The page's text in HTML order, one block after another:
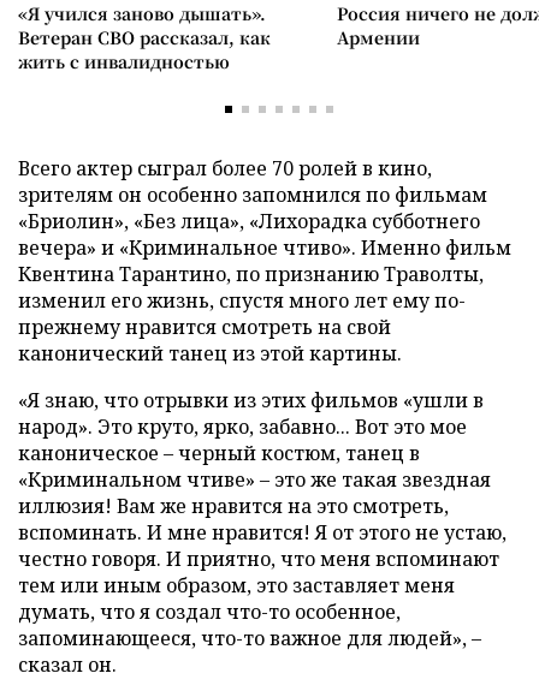
«Я учился заново дышать».
Ветеран СВО рассказал, как
жить с инвалидностью
Россия ничего не
Армении
Всего актер сыграл более 70 ролей в кино,
зрителям он особенно запомнился по фильмам
«Бриолин», «Без лица», «Лихорадка субботнего
вечера» и «Криминальное чтиво». Именно фильм
Квентина Тарантино, по признанию Траволты,
изменил его жизнь, спустя много лет ему по-
прежнему нравится смотреть на свой
канонический танец из этой картины.
«Я знаю, что отрывки из этих фильмов «ушли в
народ». Это круто, ярко, забавно... Вот это мое
каноническое – черный костюм, танец в
«Криминальном чтиве» – это же такая звездная
иллюзия! Вам же нравится на это смотреть,
вспоминать. И мне нравится! Я от этого не устаю,
честно говоря. И приятно, что меня вспоминают
тем или иным образом, это заставляет меня
думать, что я создал что-то особенное,
запоминающееся, что-то важное для людей», –
сказал он.